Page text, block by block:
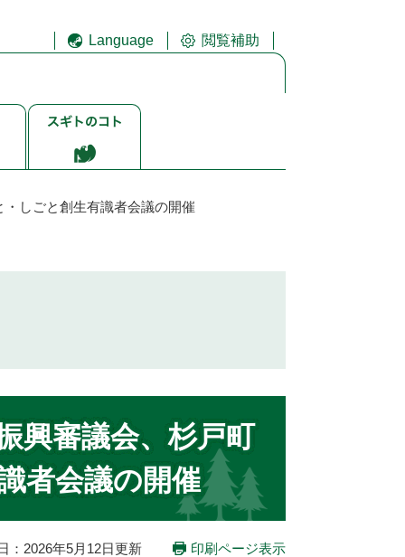
Language 閲覧補助
ス
ト
しごと創生有識者会議の開催
興審議会、杉戸町
者会議の開催
：2026年5月12日更新 印刷ページ表示